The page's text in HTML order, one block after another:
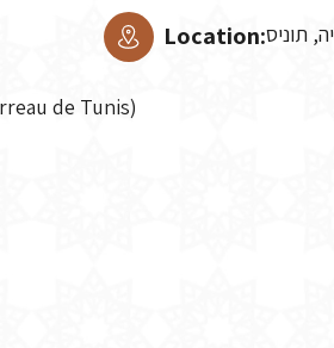
Location:תוניס
de Tunis)